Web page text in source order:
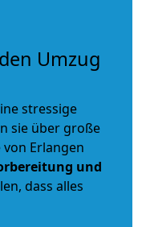
Umzug
stressige
sie über große
Erlangen
und
dass alles